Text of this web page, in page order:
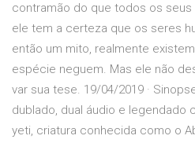
contramão do que todos os
ele tem a certeza que os seres
então um mito, realmente
espécie neguem. Mas ele não
var sua tese. 19/04/2019 ·
dublado, dual áudio e legendado
yeti, criatura conhecida como o